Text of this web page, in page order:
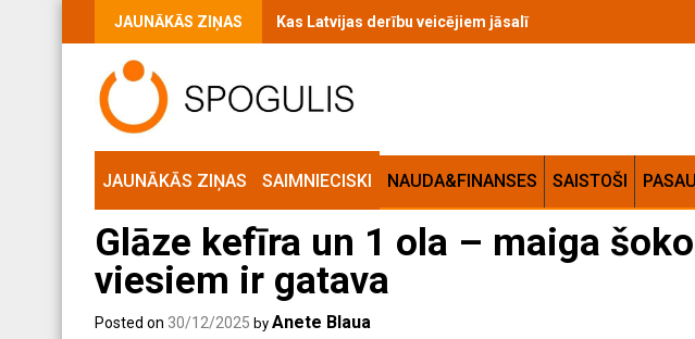
JAUNĀKĀS ZIŅAS Kas Latvijas derību veicējiem jāsalīdzina pirms likmēm
JAUNĀKĀS ZIŅAS SAIMNIECISKI NAUDA&FINANSES SAISTOŠI
Glāze kefīra un 1 ola – maiga
viesiem ir gatava
Posted on 30/12/2025 by Anete Blaua